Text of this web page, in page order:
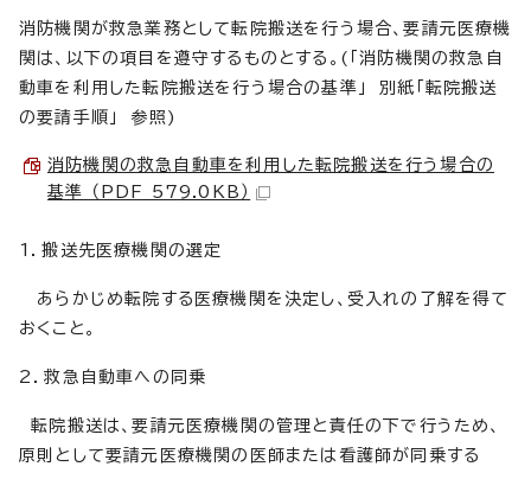
消防機関が救急業務として転院搬送を行う場合、要請元医療機
関は、以下の項目を遵守するものとする。(「消防機関の救急自
動車を利用した転院搬送を行う場合の基準」 別紙「転院搬送
の要請手順」 参照)
消防機関の救急自動車を利用した転院搬送を行う場合の
基準 （PDF 579.0KB）
1．搬送先医療機関の選定
あらかじめ転院する医療機関を決定し、受入れの了解を得て
おくこと。
2．救急自動車への同乗
転院搬送は、要請元医療機関の管理と責任の下で行うため、
原則として要請元医療機関の医師または看護師が同乗する